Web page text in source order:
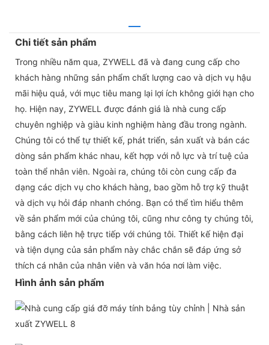
Chi tiết sản phẩm
Trong nhiều năm qua, ZYWELL đã và đang cung cấp cho
khách hàng những sản phẩm chất lượng cao và dịch vụ hậu
mãi hiệu quả, với mục tiêu mang lại lợi ích không giới hạn cho
họ. Hiện nay, ZYWELL được đánh giá là nhà cung cấp
chuyên nghiệp và giàu kinh nghiệm hàng đầu trong ngành.
Chúng tôi có thể tự thiết kế, phát triển, sản xuất và bán các
dòng sản phẩm khác nhau, kết hợp với nỗ lực và trí tuệ của
toàn thể nhân viên. Ngoài ra, chúng tôi còn cung cấp đa
dạng các dịch vụ cho khách hàng, bao gồm hỗ trợ kỹ thuật
và dịch vụ hỏi đáp nhanh chóng. Bạn có thể tìm hiểu thêm
về sản phẩm mới của chúng tôi, cũng như công ty chúng tôi,
bằng cách liên hệ trực tiếp với chúng tôi. Thiết kế hiện đại
và tiện dụng của sản phẩm này chắc chắn sẽ đáp ứng sở
thích cá nhân của nhân viên và văn hóa nơi làm việc.
Hình ảnh sản phẩm